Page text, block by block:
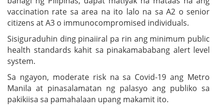
vaccination rate sa area na ito lalo na sa A2 o senior
citizens at A3 o immunocompromised individuals.
Sisiguraduhin ding pinaiiral pa rin ang minimum public
health standards kahit sa pinakamababang alert level
system.
Sa ngayon, moderate risk na sa Covid-19 ang Metro
Manila at pinasalamatan ng palasyo ang publiko sa
pakikiisa sa pamahalaan upang makamit ito.